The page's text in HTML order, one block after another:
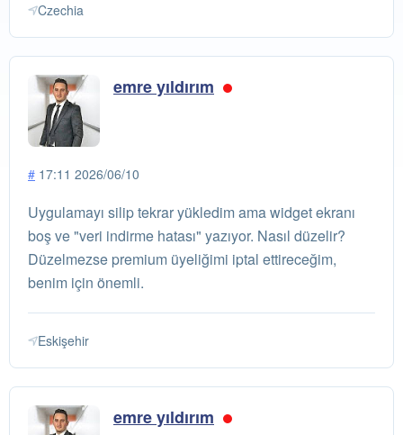
Czechia
emre yıldırım
# 17:11 2026/06/10
Uygulamayı silip tekrar yükledim ama widget ekranı
boş ve "veri indirme hatası" yazıyor. Nasıl düzelir?
Düzelmezse premium üyeliğimi iptal ettireceğim,
benim için önemli.
Eskişehir
emre yıldırım